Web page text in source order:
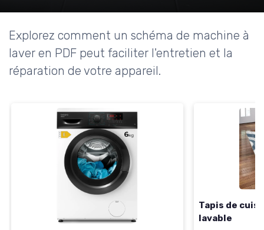
Explorez comment un schéma de machine à
laver en PDF peut faciliter l'entretien et la
réparation de votre appareil.
Tapis de
lavable